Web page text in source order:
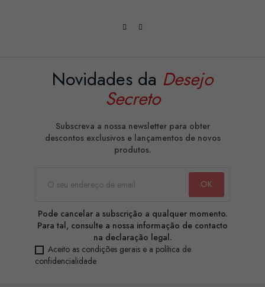
Novidades da Desejo
Secreto
Subscreva a nossa newsletter para obter
descontos exclusivos e lançamentos de novos
produtos.
Pode cancelar a subscrição a qualquer momento.
Para tal, consulte a nossa informação de contacto
na declaração legal.
Aceito as condições gerais e a política de
confidencialidade